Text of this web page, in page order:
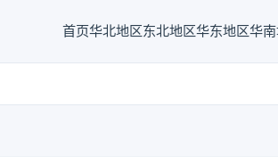
首页华北地区东北地区华东地区华